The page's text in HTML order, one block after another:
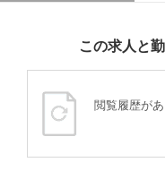
この求人と
閲覧履歴が